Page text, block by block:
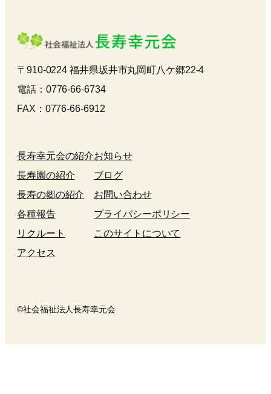
〒910-0224 福井県坂井市丸岡町八ケ郷22-4
電話：0776-66-6734
FAX：0776-66-6912
長寿幸元会の紹介
長寿園の紹介
長寿の郷の紹介
各種報告
リクルート
アクセス
お知らせ
ブログ
お問い合わせ
プライバシーポリシー
このサイトについて
©社会福祉法人長寿幸元会